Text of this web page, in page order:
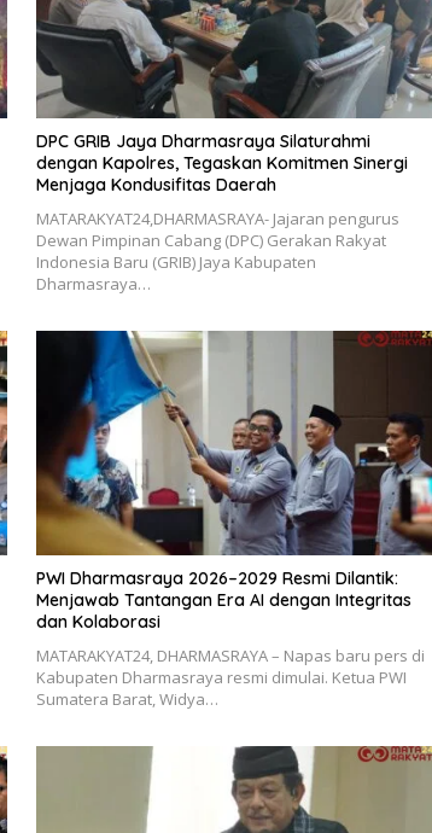
DPC GRIB Jaya Dharmasraya Silaturahmi
dengan Kapolres, Tegaskan Komitmen Sinergi
Menjaga Kondusifitas Daerah
MATARAKYAT24,DHARMASRAYA- Jajaran pengurus
Dewan Pimpinan Cabang (DPC) Gerakan Rakyat
Indonesia Baru (GRIB) Jaya Kabupaten
Dharmasraya…
PWI Dharmasraya 2026–2029 Resmi Dilantik:
Menjawab Tantangan Era AI dengan Integritas
dan Kolaborasi
MATARAKYAT24, DHARMASRAYA – Napas baru pers di
Kabupaten Dharmasraya resmi dimulai. Ketua PWI
Sumatera Barat, Widya…